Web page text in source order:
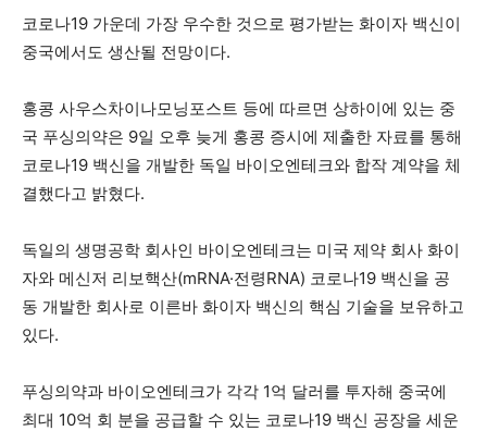
코로나19 가운데 가장 우수한 것으로 평가받는 화이자 백신이
중국에서도 생산될 전망이다.
홍콩 사우스차이나모닝포스트 등에 따르면 상하이에 있는 중
국 푸싱의약은 9일 오후 늦게 홍콩 증시에 제출한 자료를 통해
코로나19 백신을 개발한 독일 바이오엔테크와 합작 계약을 체
결했다고 밝혔다.
독일의 생명공학 회사인 바이오엔테크는 미국 제약 회사 화이
자와 메신저 리보핵산(mRNA·전령RNA) 코로나19 백신을 공
동 개발한 회사로 이른바 화이자 백신의 핵심 기술을 보유하고
있다.
푸싱의약과 바이오엔테크가 각각 1억 달러를 투자해 중국에
최대 10억 회 분을 공급할 수 있는 코로나19 백신 공장을 세운